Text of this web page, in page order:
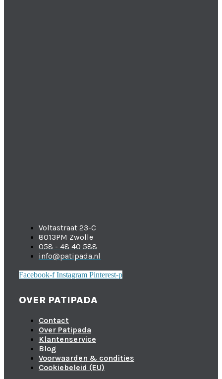
Voltastraat 23-C
8013PM Zwolle
058 - 48 40 588
info@patipada.nl
Facebook-f Instagram Pinterest-p
OVER PATIPADA
Contact
Over Patipada
Klantenservice
Blog
Voorwaarden & condities
Cookiebeleid (EU)